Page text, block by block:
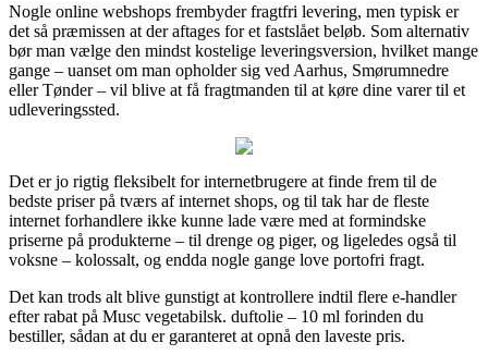
Nogle online webshops frembyder fragtfri levering, men typisk er
det så præmissen at der aftages for et fastslået beløb. Som alternativ
bør man vælge den mindst kostelige leveringsversion, hvilket mange
gange – uanset om man opholder sig ved Aarhus, Smørumnedre
eller Tønder – vil blive at få fragtmanden til at køre dine varer til et
udleveringssted.
Det er jo rigtig fleksibelt for internetbrugere at finde frem til de
bedste priser på tværs af internet shops, og til tak har de fleste
internet forhandlere ikke kunne lade være med at formindske
priserne på produkterne – til drenge og piger, og ligeledes også til
voksne – kolossalt, og endda nogle gange love portofri fragt.
Det kan trods alt blive gunstigt at kontrollere indtil flere e-handler
efter rabat på Musc vegetabilsk. duftolie – 10 ml forinden du
bestiller, sådan at du er garanteret at opnå den laveste pris.